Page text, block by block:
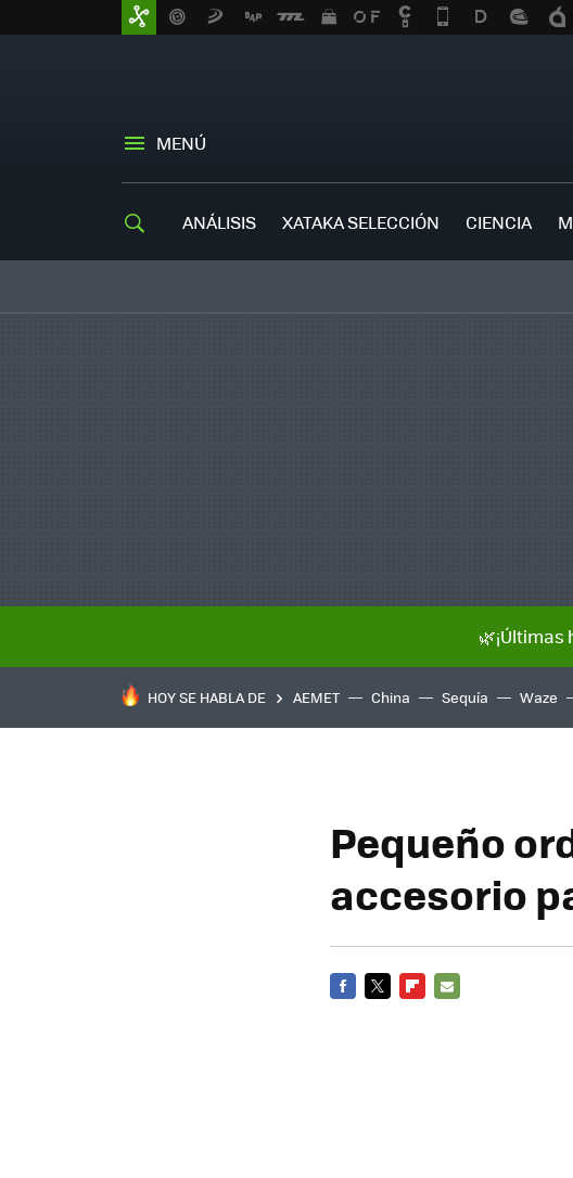
MENÚ
ANÁLISIS XATAKA SELECCIÓN CIENCIA
HOY SE HABLA DE AEMET China Sequía Waze
Pequeño
accesorio